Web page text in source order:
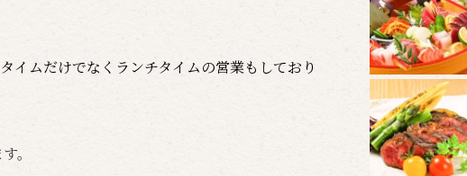
イムだけでなくランチタイムの営業もしており
。